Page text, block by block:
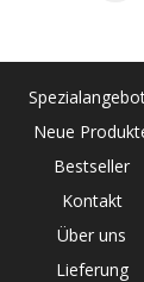
Neue
Bestseller
Kontakt
Über uns
Lieferung